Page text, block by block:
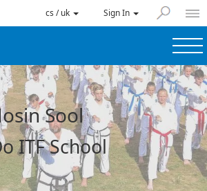
cs / uk Sign In
Sool
ITF School